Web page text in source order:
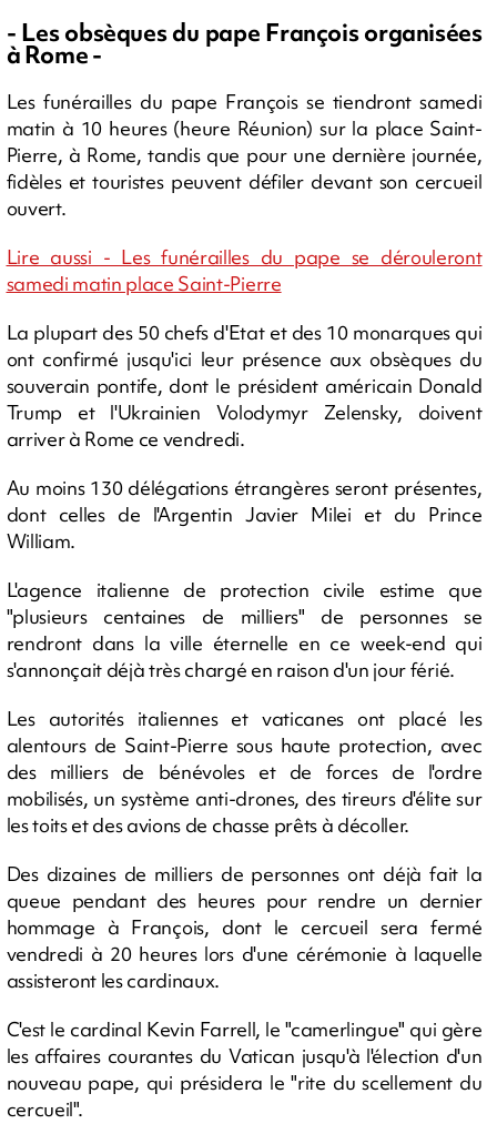
- Les obsèques du pape François organisées
à Rome -
Les funérailles du pape François se tiendront samedi
matin à 10 heures (heure Réunion) sur la place Saint-
Pierre, à Rome, tandis que pour une dernière journée,
fidèles et touristes peuvent défiler devant son cercueil
ouvert.
Lire aussi - Les funérailles du pape se dérouleront
samedi matin place Saint-Pierre
La plupart des 50 chefs d'Etat et des 10 monarques qui
ont confirmé jusqu'ici leur présence aux obsèques du
souverain pontife, dont le président américain Donald
Trump et l'Ukrainien Volodymyr Zelensky, doivent
arriver à Rome ce vendredi.
Au moins 130 délégations étrangères seront présentes,
dont celles de l'Argentin Javier Milei et du Prince
William.
L'agence italienne de protection civile estime que
"plusieurs centaines de milliers" de personnes se
rendront dans la ville éternelle en ce week-end qui
s'annonçait déjà très chargé en raison d'un jour férié.
Les autorités italiennes et vaticanes ont placé les
alentours de Saint-Pierre sous haute protection, avec
des milliers de bénévoles et de forces de l'ordre
mobilisés, un système anti-drones, des tireurs d'élite sur
les toits et des avions de chasse prêts à décoller.
Des dizaines de milliers de personnes ont déjà fait la
queue pendant des heures pour rendre un dernier
hommage à François, dont le cercueil sera fermé
vendredi à 20 heures lors d'une cérémonie à laquelle
assisteront les cardinaux.
C'est le cardinal Kevin Farrell, le "camerlingue" qui gère
les affaires courantes du Vatican jusqu'à l'élection d'un
nouveau pape, qui présidera le "rite du scellement du
cercueil".